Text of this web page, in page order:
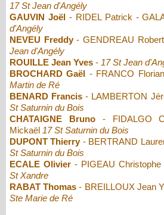
17 St Jean d'Angély
GAUVIN Joël- RIDEL Patrick -
d'Angély
NEVEU Freddy- GENDREAU
Jean d'Angély
ROUILLE Jean Yves - 17 St Jean
BROCHARD Gaël - FRANCO
Martin de Ré
BENARD Francis - LAMBERTON
St Saturnin du Bois
CHATAIGNE Bruno- FIDALGO
Mickaël 17 St Saturnin du Bois
DUPONT Thierry- BERTRAND
St Saturnin du Bois
ECALE Olivier- PIGEAU Christophe
St Xandre
RABAT Thomas - BREILLOUX Jean
Ste Marie de Ré